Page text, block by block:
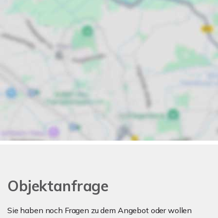
Objektanfrage
Sie haben noch Fragen zu dem Angebot oder wollen